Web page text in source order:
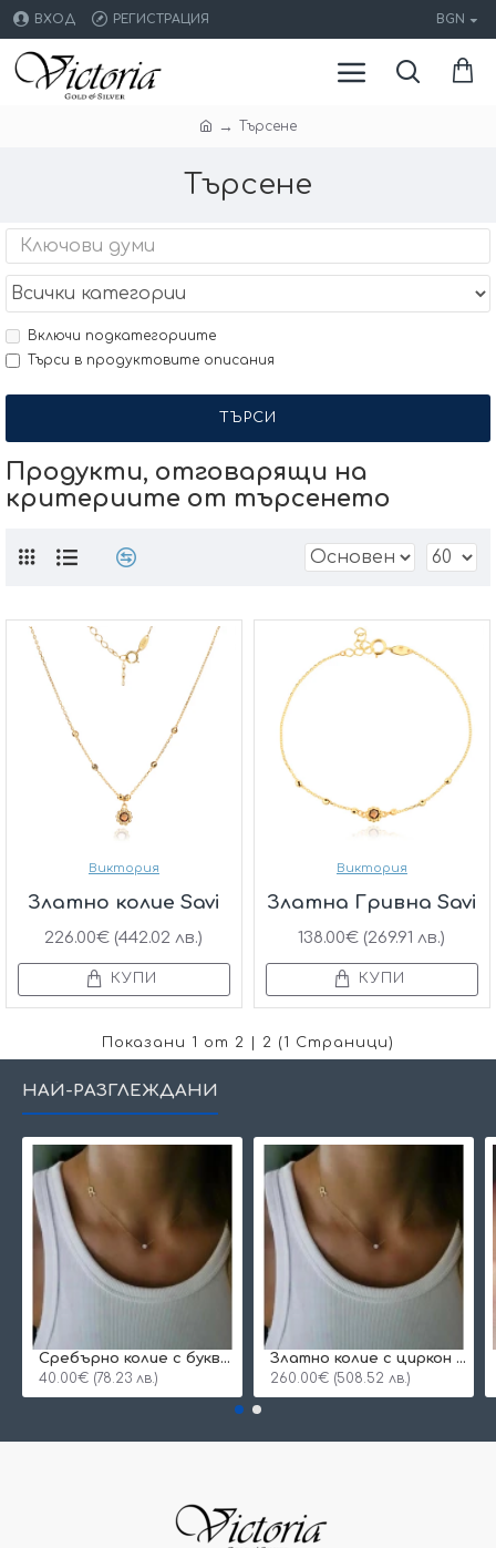
ВХОД РЕГИСТРАЦИЯ BGN
Търсене
Търсене
Включи подкатегориите
Търси в продуктовите описания
ТЪРСИ
Продукти, отговарящи на
критериите от търсенето
Виктория
Златно колие Savi
226.00€ (442.02 лв.)
КУПИ
Виктория
Златна Гривна Savi
138.00€ (269.91 лв.)
КУПИ
Показани 1 от 2 | 2 (1 Страници)
НАЙ-РАЗГЛЕЖДАНИ
Сребърнo колие с буква и едно камъче
40.00€ (78.23 лв.)
Златно колие с циркон и буква по избор
260.00€ (508.52 лв.)